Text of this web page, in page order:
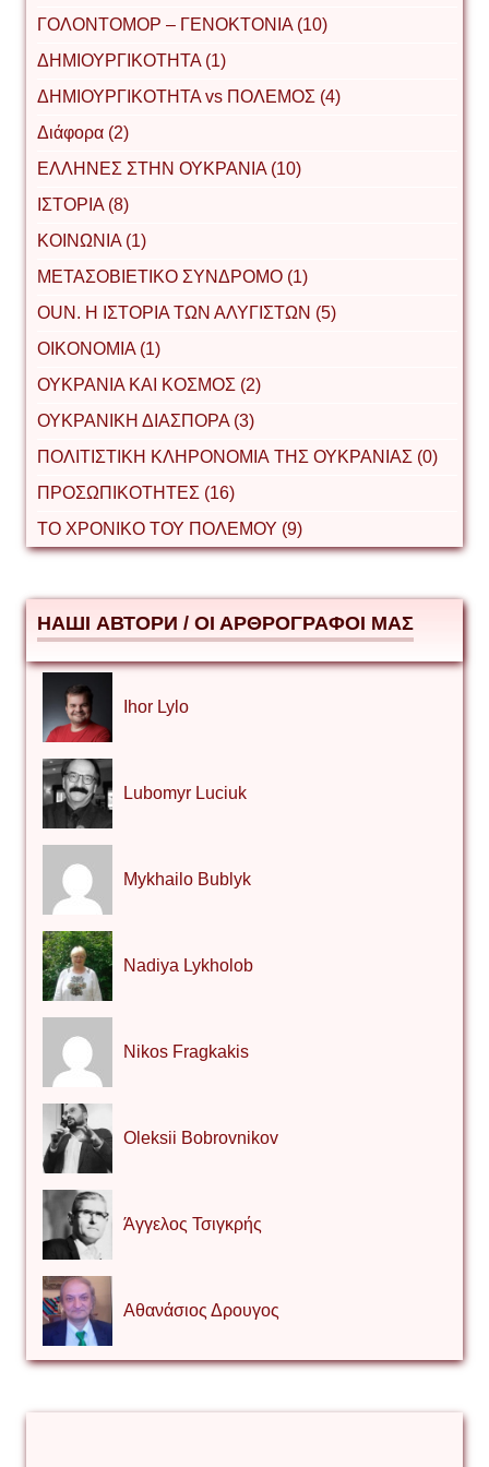
ΓΟΛΟΝΤΟΜΟΡ – ΓΕΝΟΚΤΟΝΙΑ (10)
ΔΗΜΙΟΥΡΓΙΚΟΤΗΤΑ (1)
ΔΗΜΙΟΥΡΓΙΚΟΤΗΤΑ vs ΠΟΛΕΜΟΣ (4)
Διάφορα (2)
ΕΛΛΗΝΕΣ ΣΤΗΝ ΟΥΚΡΑΝΙΑ (10)
ΙΣΤΟΡΙΑ (8)
ΚΟΙΝΩΝΙΑ (1)
ΜΕΤΑΣΟΒΙΕΤΙΚΟ ΣΥΝΔΡΟΜΟ (1)
ΟUΝ. Η ΙΣΤΟΡΙΑ ΤΩΝ ΑΛΥΓΙΣΤΩΝ (5)
ΟΙΚΟΝΟΜΙΑ (1)
ΟΥΚΡΑΝΙΑ ΚΑΙ ΚΟΣΜΟΣ (2)
ΟΥΚΡΑΝΙΚΗ ΔΙΑΣΠΟΡΑ (3)
ΠΟΛΙΤΙΣΤΙΚΗ ΚΛΗΡΟΝΟΜΙΑ ΤΗΣ ΟΥΚΡΑΝΙΑΣ (0)
ΠΡΟΣΩΠΙΚΟΤΗΤΕΣ (16)
ΤΟ ΧΡΟΝΙΚΟ ΤΟΥ ΠΟΛΕΜΟΥ (9)
НАШІ АВТОРИ / ΟΙ ΑΡΘΡΟΓΡΑΦΟΙ ΜΑΣ
Ihor Lylo
Lubomyr Luciuk
Mykhailo Bublyk
Nadiya Lykholob
Nikos Fragkakis
Oleksii Bobrovnikov
Άγγελος Τσιγκρής
Αθανάσιος Δρουγος